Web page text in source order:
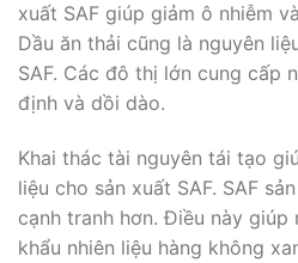
xuất SAF giúp giảm ô nhiễm
Dầu ăn thải cũng là nguyên
SAF. Các đô thị lớn cung cấp
định và dồi dào.
Khai thác tài nguyên tái tạo
liệu cho sản xuất SAF. SAF
cạnh tranh hơn. Điều này
khẩu nhiên liệu hàng không